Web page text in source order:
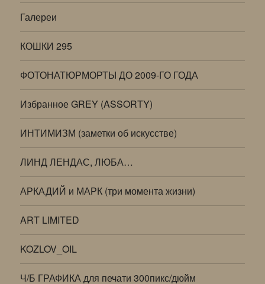
Галереи
КОШКИ 295
ФОТОНАТЮРМОРТЫ ДО 2009-ГО ГОДА
Избранное GREY (ASSORTY)
ИНТИМИЗМ (заметки об искусстве)
ЛИНД ЛЕНДАС, ЛЮБА…
АРКАДИЙ и МАРК (три момента жизни)
ART LIMITED
KOZLOV_OIL
Ч/Б ГРАФИКА для печати 300пикс/дюйм